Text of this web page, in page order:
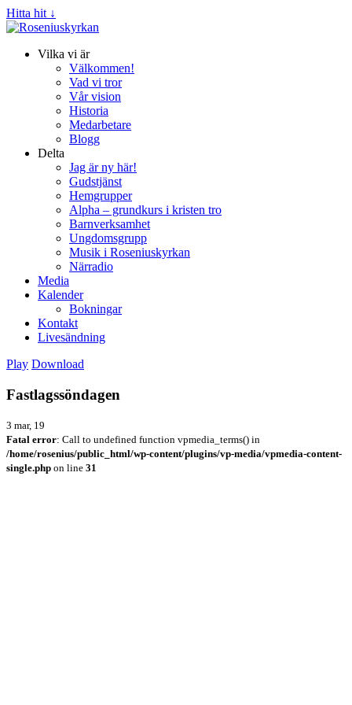
Hitta hit ↓
Vilka vi är
Välkommen!
Vad vi tror
Vår vision
Historia
Medarbetare
Blogg
Delta
Jag är ny här!
Gudstjänst
Hemgrupper
Alpha – grundkurs i kristen tro
Barnverksamhet
Ungdomsgrupp
Musik i Roseniuskyrkan
Närradio
Media
Kalender
Bokningar
Kontakt
Livesändning
Play Download
Fastlagssöndagen
3 mar, 19
Fatal error: Call to undefined function vpmedia_terms() in
/home/rosenius/public_html/wp-content/plugins/vp-media/vpmedia-content-
single.php on line 31